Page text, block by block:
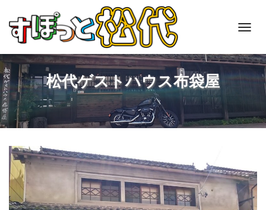
G
A
V
T
I
O
N
松代ゲストハウス布袋屋